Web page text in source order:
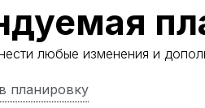
любые изменения и
планировку